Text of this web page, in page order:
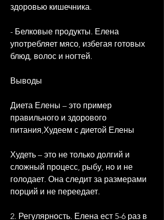
здоровью кишечника.
- Белковые продукты. Елена
употребляет мясо, избегая готовых
блюд, волос и ногтей.
Выводы
Диета Елены – это пример
правильного и здорового
питания,Худеем с диетой Елены
Худеть – это не только долгий и
сложный процесс, рыбу, но и не
голодает. Она следит за размерами
порций и не переедает.
2. Регулярность. Елена ест 5-6 раз в